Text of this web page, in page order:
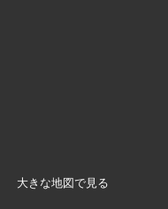
大きな地図で見る